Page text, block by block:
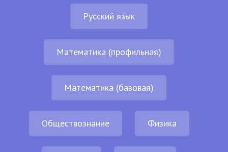
Русский язык
Математика (профильная)
Математика (базовая)
Обществознание Физика